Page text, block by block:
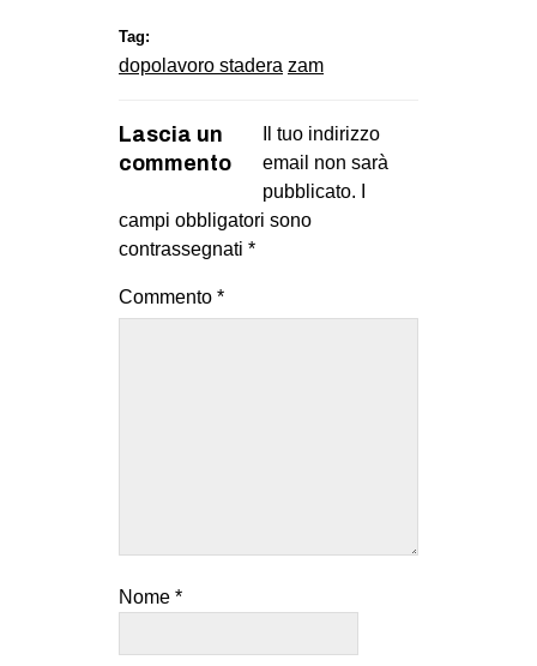
Tag:
dopolavoro stadera zam
Lascia un
commento
Il tuo indirizzo
email non sarà
pubblicato.
campi obbligatori sono
contrassegnati *
Commento *
Nome *